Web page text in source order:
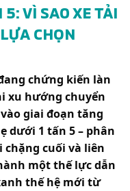
VÌ SAO XE TẢI
CHỌN
chứng kiến làn
xu hướng chuyển
giai đoạn tăng
dưới 1 tấn 5 – phân
chặng cuối và liên
một thế lực dẫn
thế hệ mới từ